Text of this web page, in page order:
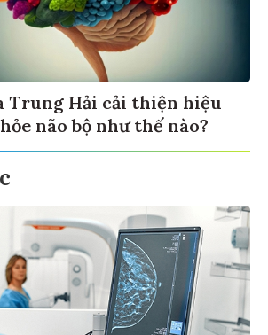
Trung Hải cải thiện hiệu
não bộ như thế nào?